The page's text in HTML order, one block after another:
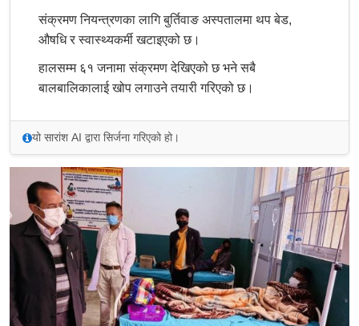
संक्रमण नियन्त्रणका लागि बुर्तिवाङ अस्पतालमा थप बेड,
औषधि र स्वास्थ्यकर्मी खटाइएको छ।
हालसम्म ६१ जनामा संक्रमण देखिएको छ भने सबै
बालबालिकालाई खोप लगाउने तयारी गरिएको छ।
यो सारांश AI द्वारा सिर्जना गरिएको हो।